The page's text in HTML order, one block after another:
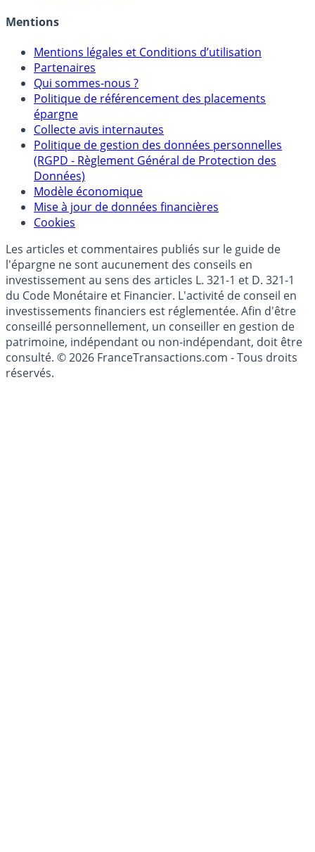
Mentions
Mentions légales et Conditions d’utilisation
Partenaires
Qui sommes-nous ?
Politique de référencement des placements
épargne
Collecte avis internautes
Politique de gestion des données personnelles
(RGPD - Règlement Général de Protection des
Données)
Modèle économique
Mise à jour de données financières
Cookies
Les articles et commentaires publiés sur le guide de
l'épargne ne sont aucunement des conseils en
investissement au sens des articles L. 321-1 et D. 321-1
du Code Monétaire et Financier. L'activité de conseil en
investissements financiers est réglementée. Afin d'être
conseillé personnellement, un conseiller en gestion de
patrimoine, indépendant ou non-indépendant, doit être
consulté. © 2026 FranceTransactions.com - Tous droits
réservés.